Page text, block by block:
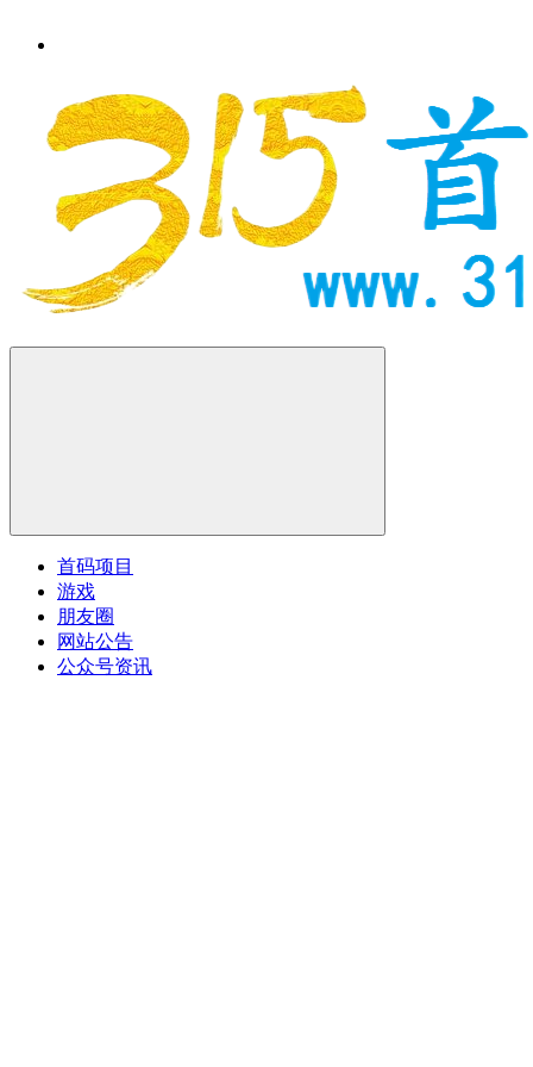
首码项目
游戏
朋友圈
网站公告
公众号资讯